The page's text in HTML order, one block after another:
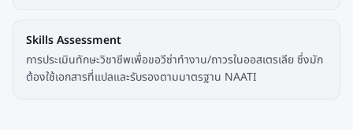
Skills Assessment
การประเมินทักษะวิชาชีพเพื่อขอวีซ่าทำงาน/ถาวรในออสเตรเลีย ซึ่งมัก
ต้องใช้เอกสารที่แปลและรับรองตามมาตรฐาน NAATI